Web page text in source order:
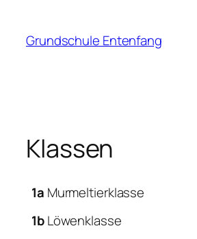
springen
Grundschule Entenfang
Klassen
1a Murmeltierklasse
1bLöwenklasse